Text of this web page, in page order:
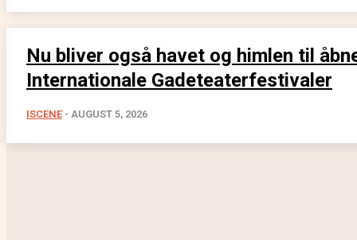
Nu bliver også havet og himlen til
Internationale Gadeteaterfestivaler
ISCENE - AUGUST 5, 2026